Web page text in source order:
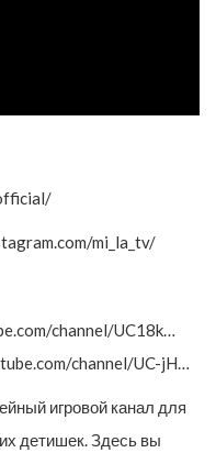
mi_la_tv/
channel/UC18k…
channel/UC-jH…
игровой канал для
детишек. Здесь вы